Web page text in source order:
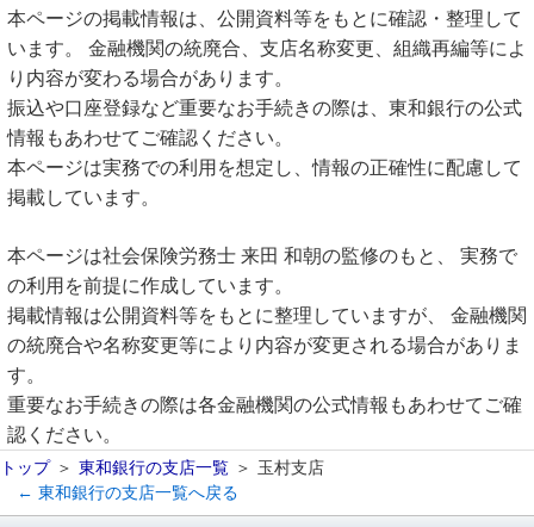
本ページの掲載情報は、公開資料等をもとに確認・整理して
います。 金融機関の統廃合、支店名称変更、組織再編等によ
り内容が変わる場合があります。
振込や口座登録など重要なお手続きの際は、東和銀行の公式
情報もあわせてご確認ください。
本ページは実務での利用を想定し、情報の正確性に配慮して
掲載しています。
本ページは社会保険労務士 来田 和朝の監修のもと、 実務で
の利用を前提に作成しています。
掲載情報は公開資料等をもとに整理していますが、 金融機関
の統廃合や名称変更等により内容が変更される場合がありま
す。
重要なお手続きの際は各金融機関の公式情報もあわせてご確
認ください。
トップ 東和銀行の支店一覧
玉村支店
← 東和銀行の支店一覧へ戻る